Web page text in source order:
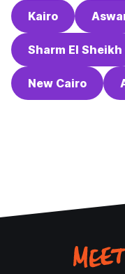
Kairo
Sharm El Sheikh
New Cairo